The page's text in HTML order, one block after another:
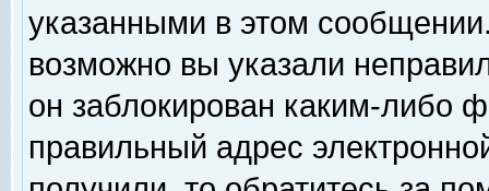
указанными в этом
возможно вы указали
он заблокирован каким-либо
правильный адрес